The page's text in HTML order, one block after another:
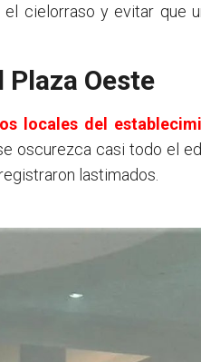
cielorraso y evitar que
Oeste
locales del
oscurezca casi todo el
lastimados.